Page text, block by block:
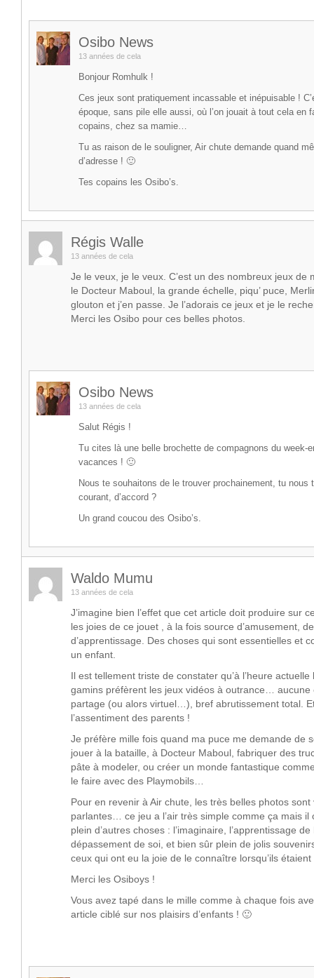
Osibo News
13 années de cela
Bonjour Romhulk !
Ces jeux sont pratiquement incassable et inépuisable !
époque, sans pile elle aussi, où l’on jouait à tout cela en
copains, chez sa mamie…
Tu as raison de le souligner, Air chute demande quand
d’adresse ! 🙂
Tes copains les Osibo’s.
Régis Walle
13 années de cela
Je le veux, je le veux. C’est un des nombreux jeux de
le Docteur Maboul, la grande échelle, piqu’ puce,
glouton et j’en passe. Je l’adorais ce jeux et je le
Merci les Osibo pour ces belles photos.
Osibo News
13 années de cela
Salut Régis !
Tu cites là une belle brochette de compagnons du week-
vacances ! 🙂
Nous te souhaitons de le trouver prochainement, tu nous
courant, d’accord ?
Un grand coucou des Osibo’s.
Waldo Mumu
13 années de cela
J’imagine bien l’effet que cet article doit produire sur
les joies de ce jouet , à la fois source d’amusement,
d’apprentissage. Des choses qui sont essentielles et
un enfant.
Il est tellement triste de constater qu’à l’heure
gamins préfèrent les jeux vidéos à outrance… aucune
partage (ou alors virtuel…), bref abrutissement total.
l’assentiment des parents !
Je préfère mille fois quand ma puce me demande de
jouer à la bataille, à Docteur Maboul, fabriquer des
pâte à modeler, ou créer un monde fantastique
le faire avec des Playmobils…
Pour en revenir à Air chute, les très belles photos sont
parlantes… ce jeu a l’air très simple comme ça mais il
plein d’autres choses : l’imaginaire, l’apprentissage
dépassement de soi, et bien sûr plein de jolis
ceux qui ont eu la joie de le connaître lorsqu’ils
Merci les Osiboys !
Vous avez tapé dans le mille comme à chaque fois
article ciblé sur nos plaisirs d’enfants ! 🙂